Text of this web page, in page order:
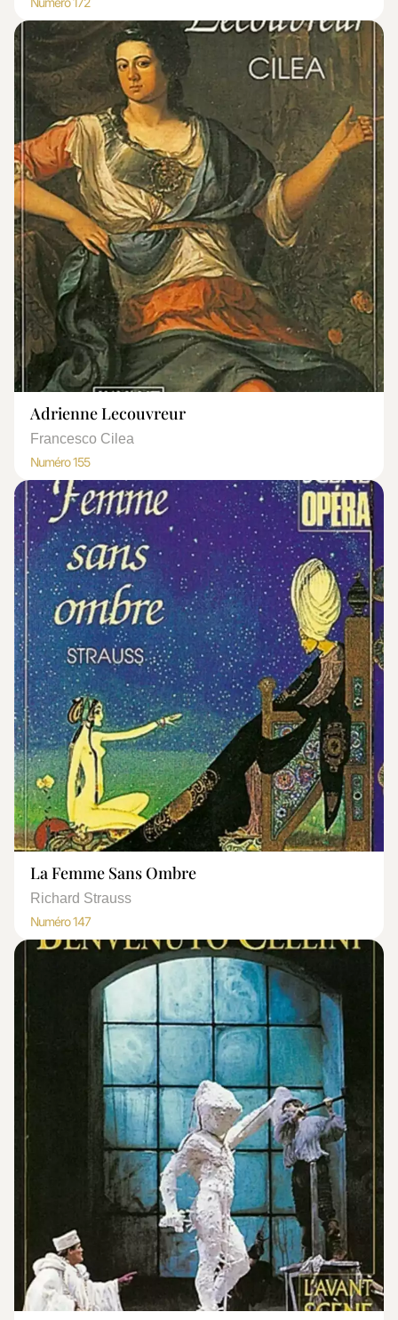
Adrienne Lecouvreur
Francesco Cilea
Numéro 155
La Femme Sans Ombre
Richard Strauss
Numéro 147